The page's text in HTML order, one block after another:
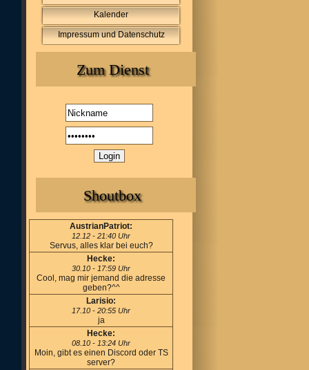
Kalender
Impressum und Datenschutz
Zum Dienst
Shoutbox
AustrianPatriot:
12.12 - 21:40 Uhr
Servus, alles klar bei euch?
Hecke:
30.10 - 17:59 Uhr
Cool, mag mir jemand die adresse
geben?^^
Larisio:
17.10 - 20:55 Uhr
ja
Hecke:
08.10 - 13:24 Uhr
Moin, gibt es einen Discord oder TS
server?